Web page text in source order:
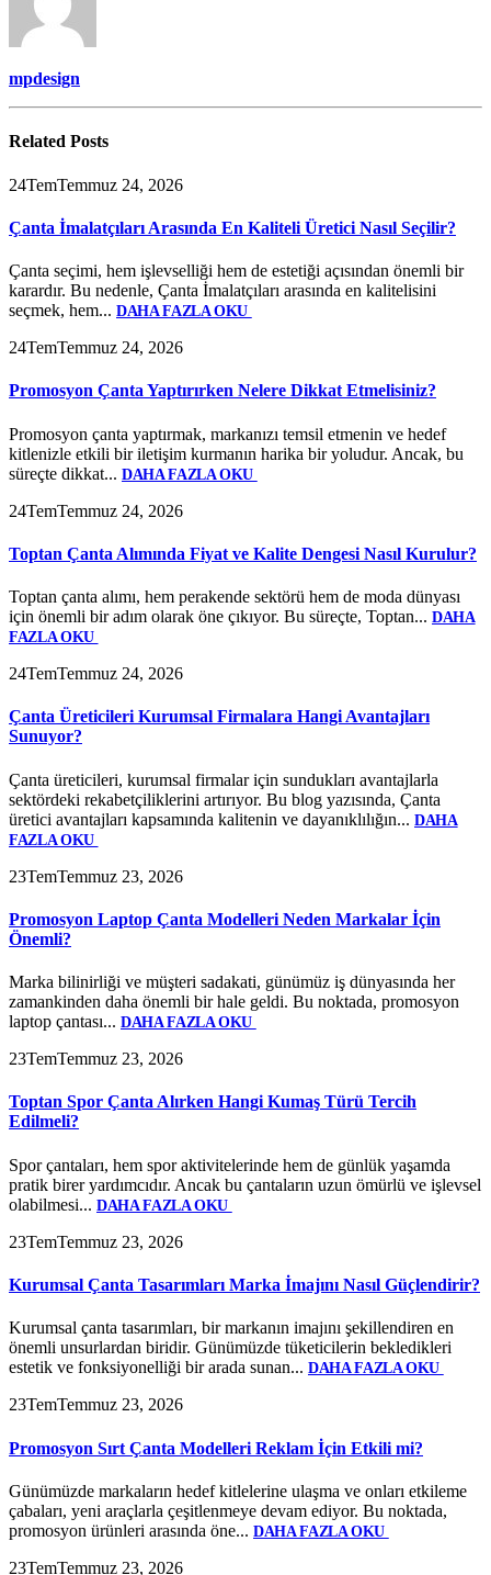
mpdesign
Related Posts
24TemTemmuz 24, 2026
Çanta İmalatçıları Arasında En Kaliteli Üretici Nasıl Seçilir?
Çanta seçimi, hem işlevselliği hem de estetiği açısından önemli bir
karardır. Bu nedenle, Çanta İmalatçıları arasında en kalitelisini
seçmek, hem... DAHA FAZLA OKU
24TemTemmuz 24, 2026
Promosyon Çanta Yaptırırken Nelere Dikkat Etmelisiniz?
Promosyon çanta yaptırmak, markanızı temsil etmenin ve hedef
kitlenizle etkili bir iletişim kurmanın harika bir yoludur. Ancak, bu
süreçte dikkat... DAHA FAZLA OKU
24TemTemmuz 24, 2026
Toptan Çanta Alımında Fiyat ve Kalite Dengesi Nasıl Kurulur?
Toptan çanta alımı, hem perakende sektörü hem de moda dünyası
için önemli bir adım olarak öne çıkıyor. Bu süreçte, Toptan... DAHA
FAZLA OKU
24TemTemmuz 24, 2026
Çanta Üreticileri Kurumsal Firmalara Hangi Avantajları
Sunuyor?
Çanta üreticileri, kurumsal firmalar için sundukları avantajlarla
sektördeki rekabetçiliklerini artırıyor. Bu blog yazısında, Çanta
üretici avantajları kapsamında kalitenin ve dayanıklılığın... DAHA
FAZLA OKU
23TemTemmuz 23, 2026
Promosyon Laptop Çanta Modelleri Neden Markalar İçin
Önemli?
Marka bilinirliği ve müşteri sadakati, günümüz iş dünyasında her
zamankinden daha önemli bir hale geldi. Bu noktada, promosyon
laptop çantası... DAHA FAZLA OKU
23TemTemmuz 23, 2026
Toptan Spor Çanta Alırken Hangi Kumaş Türü Tercih
Edilmeli?
Spor çantaları, hem spor aktivitelerinde hem de günlük yaşamda
pratik birer yardımcıdır. Ancak bu çantaların uzun ömürlü ve işlevsel
olabilmesi... DAHA FAZLA OKU
23TemTemmuz 23, 2026
Kurumsal Çanta Tasarımları Marka İmajını Nasıl Güçlendirir?
Kurumsal çanta tasarımları, bir markanın imajını şekillendiren en
önemli unsurlardan biridir. Günümüzde tüketicilerin bekledikleri
estetik ve fonksiyonelliği bir arada sunan... DAHA FAZLA OKU
23TemTemmuz 23, 2026
Promosyon Sırt Çanta Modelleri Reklam İçin Etkili mi?
Günümüzde markaların hedef kitlelerine ulaşma ve onları etkileme
çabaları, yeni araçlarla çeşitlenmeye devam ediyor. Bu noktada,
promosyon ürünleri arasında öne... DAHA FAZLA OKU
23TemTemmuz 23, 2026